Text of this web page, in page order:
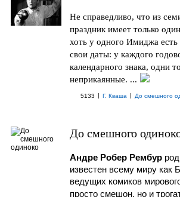
Не справедливо, что из
праздник имеет только
хоть у одного Имиджа есть
свои даты: у каждого
календарного знака, одни
неприкаянные. ...
5133 | Г. Кваша | До смешного
До смешного
Андре Робер Рембур
известен всему миру как
ведущих комиков
просто смешон, но и